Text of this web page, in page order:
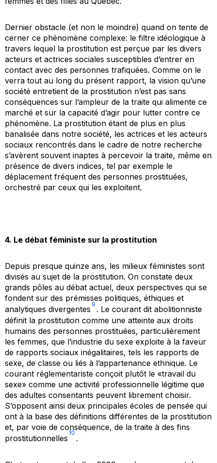
Dernier obstacle (et non le moindre) quand on tente de
cerner ce phénomène complexe: le filtre idéologique à
travers lequel la prostitution est perçue par les divers
acteurs et actrices sociales susceptibles d’entrer en
contact avec des personnes trafiquées. Comme on le
verra tout au long du présent rapport, la vision qu’une
société entretient de la prostitution n’est pas sans
conséquences sur l’ampleur de la traite qui alimente ce
marché et sur la capacité d’agir pour lutter contre ce
phénomène. La prostitution étant de plus en plus
banalisée dans notre société, les actrices et les acteurs
sociaux rencontrés dans le cadre de notre recherche
s’avèrent souvent inaptes à percevoir la traite, même en
présence de divers indices, tel par exemple le
déplacement fréquent des personnes prostituées,
orchestré par ceux qui les exploitent.
4. Le débat féministe sur la prostitution
Depuis presque quinze ans, les milieux féministes sont
divisés au sujet de la prostitution. On constate deux
grands pôles au débat actuel, deux perspectives qui se
fondent sur des prémisses politiques, éthiques et
analytiques divergentes
9
. Le courant dit abolitionniste
définit la prostitution comme une atteinte aux droits
humains des personnes prostituées, particulièrement
les femmes, que l’industrie du sexe exploite à la faveur
de rapports sociaux inégalitaires, tels les rapports de
sexe, de classe ou liés à l’appartenance ethnique. Le
courant réglementariste conçoit plutôt le «travail du
sexe» comme une activité professionnelle légitime que
des adultes consentants peuvent librement choisir.
S’opposent ainsi deux principales écoles de pensée qui
ont à la base des définitions différentes de la prostitution
et, par voie de conséquence, de la traite à des fins
prostitutionnelles
10
.